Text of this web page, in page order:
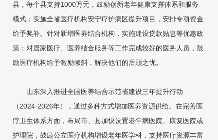
县，每个县支持1000万元，鼓励创新老年健康支撑体系和服务
模式；实施全省医疗机构安宁疗护病区提升项目，安排专项资金
给予奖补。针对新增医养结合机构，实施建设贷款贴息等优惠政
策；对居家医疗、医养结合服务等工作完成较好的医务人员，鼓
励医疗机构给予激励倾斜，解决他们的后顾之忧。
山东深入推进全国医养结合示范省建设三年提升行动
（2024-2026年），通过多种方式增加医养资源供给。在完善医
疗卫生体系方面，布局市、县加快设置老年病医院、康复医院或
护理院，鼓励公立医疗机构增设老年医学科，支持医疗资源丰富